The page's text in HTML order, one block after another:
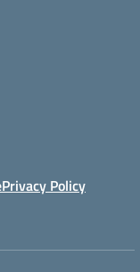
Privacy Policy